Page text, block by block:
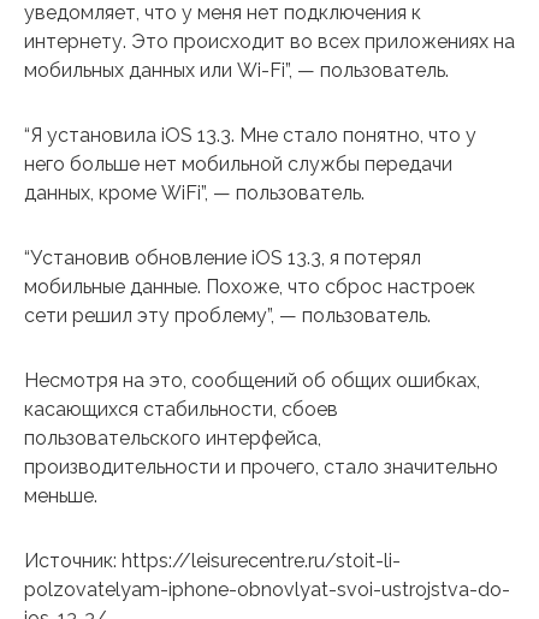
уведомляет, что у меня нет подключения к
интернету. Это происходит во всех приложениях на
мобильных данных или Wi-Fi”, — пользователь.
“Я установила iOS 13.3. Мне стало понятно, что у
него больше нет мобильной службы передачи
данных, кроме WiFi”, — пользователь.
“Установив обновление iOS 13.3, я потерял
мобильные данные. Похоже, что сброс настроек
сети решил эту проблему”, — пользователь.
Несмотря на это, сообщений об общих ошибках,
касающихся стабильности, сбоев
пользовательского интерфейса,
производительности и прочего, стало значительно
меньше.
Источник: https://leisurecentre.ru/stoit-li-
polzovatelyam-iphone-obnovlyat-svoi-ustrojstva-do-